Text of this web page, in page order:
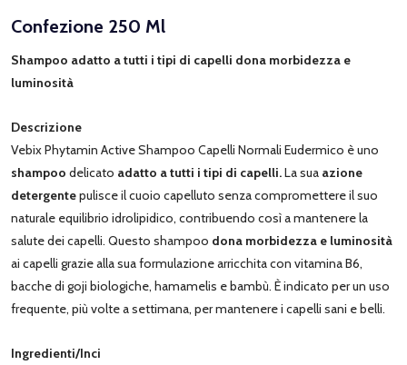
Confezione 250 Ml
Shampoo adatto a tutti i tipi di capelli dona morbidezza e
luminosità
Descrizione
Vebix Phytamin Active Shampoo Capelli Normali Eudermico è uno
shampoo delicato adatto a tutti i tipi di capelli.La sua azione
detergentepulisce il cuoio capelluto senza compromettere il suo
naturale equilibrio idrolipidico, contribuendo così a mantenere la
salute dei capelli. Questo shampoo dona morbidezza e luminosità
ai capelli grazie alla sua formulazione arricchita con vitamina B6,
bacche di goji biologiche, hamamelis e bambù. È indicato per un uso
frequente, più volte a settimana, per mantenere i capelli sani e belli.
Ingredienti/Inci